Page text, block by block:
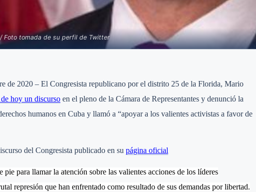
Foto tomada de su perfil de Twitter
de 2020 – El Congresista republicano por el distrito 25 de la Florida, Mario
hoy un discurso en el pleno de la Cámara de Representantes y denunció la
humanos en Cuba y llamó a “apoyar a los valientes activistas a favor de
del Congresista publicado en su página oficial
pie para llamar la atención sobre las valientes acciones de los líderes
represión que han enfrentado como resultado de sus demandas por libertad.